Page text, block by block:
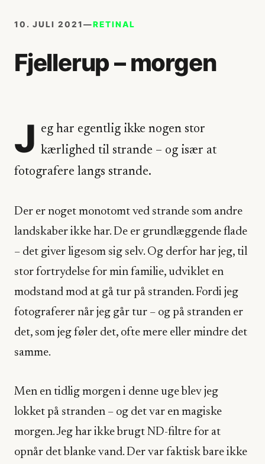
10. JULI 2021—RETINAL
Fjellerup – morgen
J eg har egentlig ikke nogen stor
kærlighed til strande – og især at
fotografere langs strande.
Der er noget monotomt ved strande som andre
landskaber ikke har. De er grundlæggende flade
– det giver ligesom sig selv. Og derfor har jeg, til
stor fortrydelse for min familie, udviklet en
modstand mod at gå tur på stranden. Fordi jeg
fotograferer når jeg går tur – og på stranden er
det, som jeg føler det, ofte mere eller mindre det
samme.
Men en tidlig morgen i denne uge blev jeg
lokket på stranden – og det var en magiske
morgen. Jeg har ikke brugt ND-filtre for at
opnår det blanke vand. Der var faktisk bare ikke